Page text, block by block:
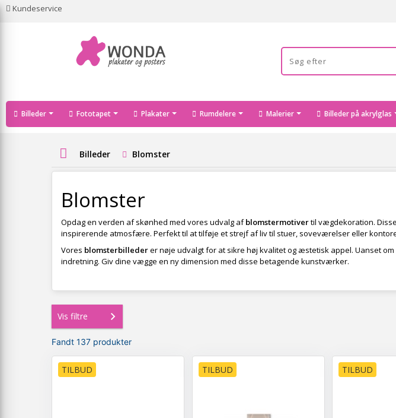
Kundeservice
Billeder Fototapet Plakater Rumdelere Malerier Billeder på akrylglas
Billeder Blomster
Blomster
Opdag en verden af skønhed med vores udvalg afblomstermotivertil vægdekoration.
inspirerende atmosfære. Perfekt til at tilføje et strejf af liv til stuer, soveværelser eller
Vores blomsterbillederer nøje udvalgt for at sikre høj kvalitet og æstetisk appel. Uanset
indretning. Giv dine vægge en ny dimension med disse betagende kunstværker.
Vis filtre
Fandt 137 produkter
TILBUD TILBUD TILBUD